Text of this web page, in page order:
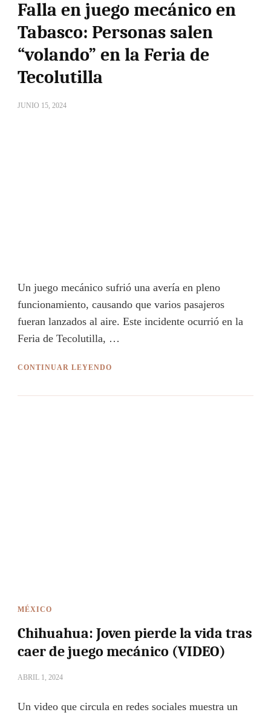
Falla en juego mecánico en
Tabasco: Personas salen
“volando” en la Feria de
Tecolutilla
JUNIO 15, 2024
Un juego mecánico sufrió una avería en pleno
funcionamiento, causando que varios pasajeros
fueran lanzados al aire. Este incidente ocurrió en la
Feria de Tecolutilla, …
CONTINUAR LEYENDO
MÉXICO
Chihuahua: Joven pierde la vida tras
caer de juego mecánico (VIDEO)
ABRIL 1, 2024
Un video que circula en redes sociales muestra un